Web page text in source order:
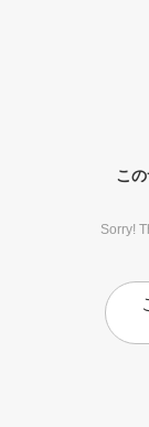
こ
Sorry!